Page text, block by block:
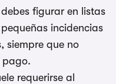
figurar en listas
incidencias
siempre que no
requerirse al